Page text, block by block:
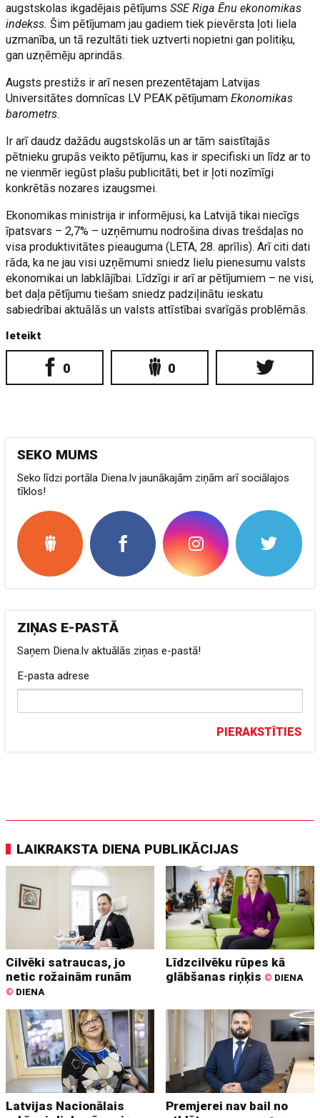
augstskolas ikgadējais pētījumsSSE Riga Ēnu ekonomikas
indekss. Šim pētījumam jau gadiem tiek pievērsta ļoti liela
uzmanība, un tā rezultāti tiek uztverti nopietni gan politiķu,
gan uzņēmēju aprindās.
Augsts prestižs ir arī nesen prezentētajam Latvijas
Universitātes domnīcas LV PEAK pētījumamEkonomikas
barometrs.
Ir arī daudz dažādu augstskolās un ar tām saistītajās
pētnieku grupās veikto pētījumu, kas ir specifiski un līdz ar to
ne vienmēr iegūst plašu publicitāti, bet ir ļoti nozīmīgi
konkrētās nozares izaugsmei.
Ekonomikas ministrija ir informējusi, ka Latvijā tikai niecīgs
īpatsvars – 2,7% – uzņēmumu nodrošina divas trešdaļas no
visa produktivitātes pieauguma (LETA, 28. aprīlis). Arī citi dati
rāda, ka ne jau visi uzņēmumi sniedz lielu pienesumu valsts
ekonomikai un labklājībai. Līdzīgi ir arī ar pētījumiem – ne visi,
bet daļa pētījumu tiešam sniedz padziļinātu ieskatu
sabiedrībai aktuālās un valsts attīstībai svarīgās problēmās.
Ieteikt
0 0
SEKO MUMS
Seko līdzi portāla Diena.lv jaunākajām ziņām arī sociālajos
tīklos!
ZIŅAS E-PASTĀ
Saņem Diena.lv aktuālās ziņas e-pastā!
E-pasta adrese
PIERAKSTĪTIES
LAIKRAKSTA DIENA PUBLIKĀCIJAS
Cilvēki satraucas, jo
netic rožainām runām
© DIENA
Līdzcilvēku rūpes kā
glābšanas riņķis © DIENA
Latvijas Nacionālais
Premjerei nav bail no